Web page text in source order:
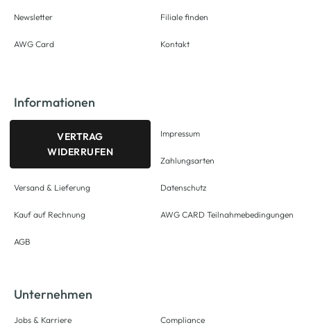
Newsletter
AWG Card
Filiale finden
Kontakt
Informationen
VERTRAG
WIDERRUFEN
Versand & Lieferung
Kauf auf Rechnung
AGB
Impressum
Zahlungsarten
Datenschutz
AWG CARD Teilnahmebedingungen
Unternehmen
Jobs & Karriere Compliance